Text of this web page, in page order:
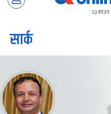
२३ साउन
सार्क